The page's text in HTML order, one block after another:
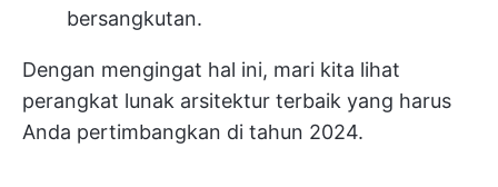
bersangkutan.
Dengan mengingat hal ini, mari kita lihat
perangkat lunak arsitektur terbaik yang harus
Anda pertimbangkan di tahun 2024.